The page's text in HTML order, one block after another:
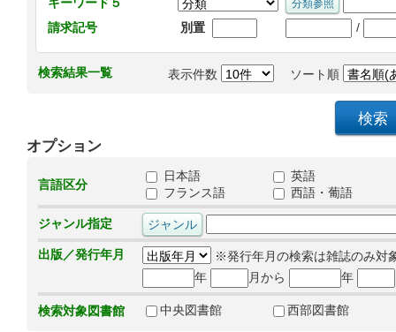
請求記号
別置 /
検索結果一覧 表示件数 ソート順
オプション
言語区分
日本語
英語
フランス語
西語・葡語
ジャンル指定
出版／発行年月
※発行年月の検索は雑誌のみ対
年
月から 年
検索対象図書館 中央図書館 西部図書館